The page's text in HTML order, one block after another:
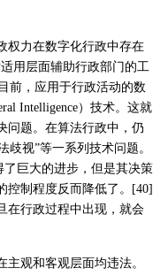
权力在数字化行政中存在
用层面辅助行政部门的工
前，应用于行政活动的数
Intelligence）技术。这就
问题。在算法行政中，仍
歧视”等一系列技术问题。
巨大的进步，但是其决策
控制程度反而降低了。[40]
在行政过程中出现，就会
观和客观层面均违法。